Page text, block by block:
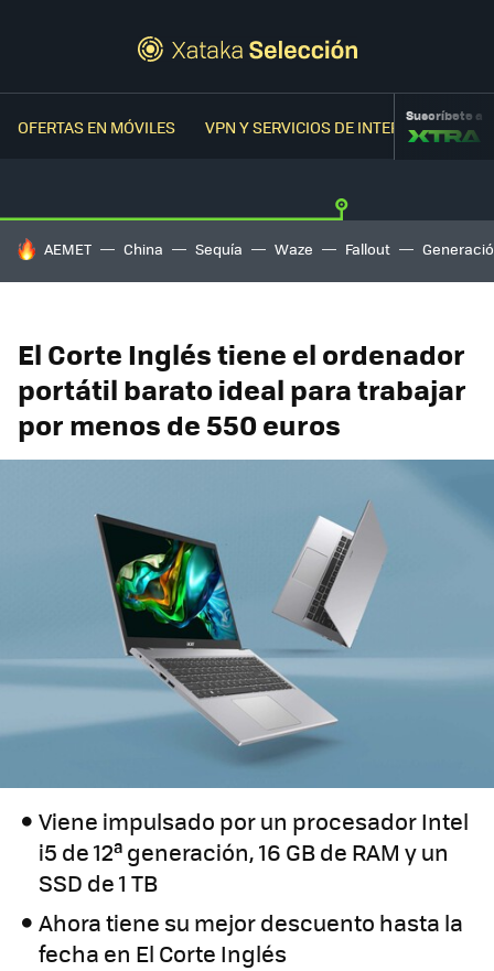
OFERTAS EN MÓVILES VPN Y SERVICIOS DE INTERNETSuscríbete a
HOY SE HABLA DE
AEMET China Sequía Waze Fallout
El Corte Inglés tiene el ordenador
portátil barato ideal para trabajar
por menos de 550 euros
Viene impulsado por un procesador Intel
i5 de 12ª generación, 16 GB de RAM y un
SSD de 1 TB
Ahora tiene su mejor descuento hasta la
fecha en El Corte Inglés